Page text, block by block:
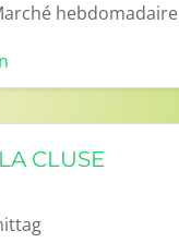
hebdomadaire
CLUSE